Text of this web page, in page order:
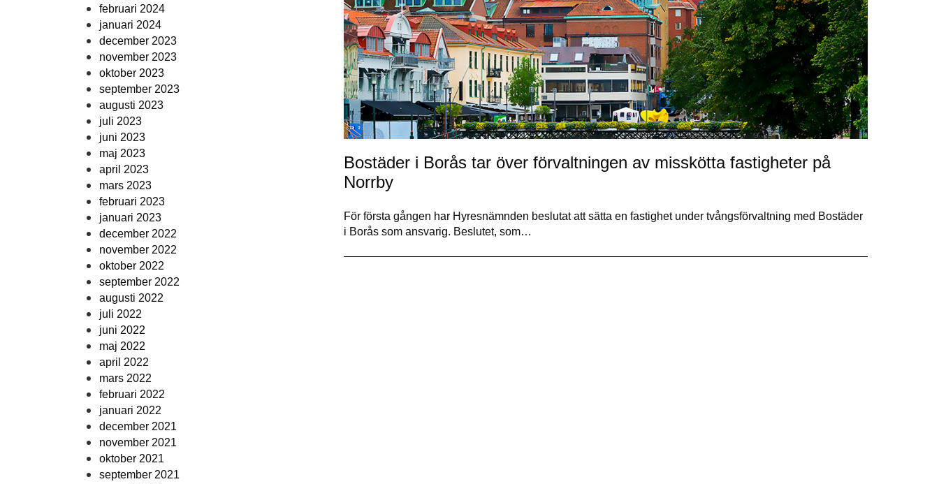
februari 2024
januari 2024
december 2023
november 2023
oktober 2023
september 2023
augusti 2023
juli 2023
juni 2023
maj 2023
april 2023
mars 2023
februari 2023
januari 2023
december 2022
november 2022
oktober 2022
september 2022
augusti 2022
juli 2022
juni 2022
maj 2022
april 2022
mars 2022
februari 2022
januari 2022
december 2021
november 2021
oktober 2021
september 2021
Bostäder i Borås tar över förvaltningen av misskötta fastigheter på
Norrby
För första gången har Hyresnämnden beslutat att sätta en fastighet under tvångsförvaltning med Bostäder
i Borås som ansvarig. Beslutet, som…